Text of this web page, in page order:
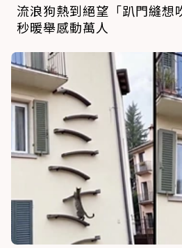
流浪狗熱到絕望「趴門縫
秒暖舉感動萬人